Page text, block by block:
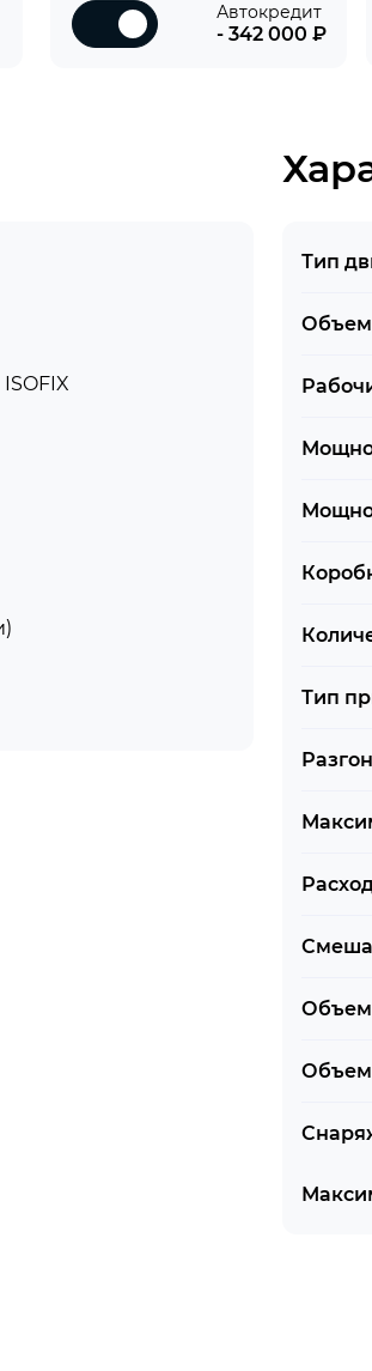
Автокредит
- 342 000 ₽
Тип
Объем
Тип
Объем
Объем